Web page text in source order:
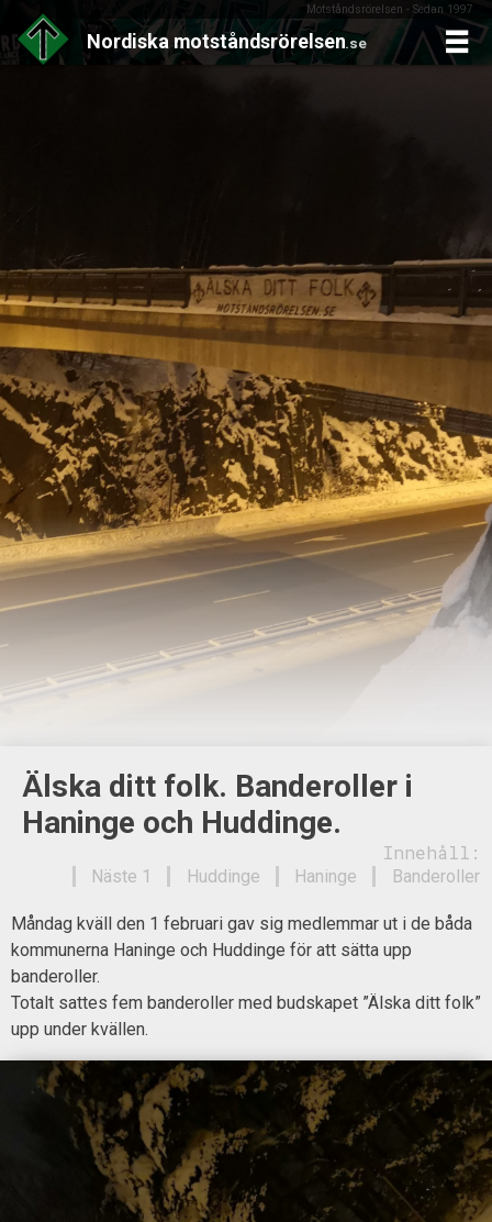
Motståndsrörelsen - Sedan 1997
Nordiska motståndsrörelsen.se
Älska ditt folk. Banderoller i
Haninge och Huddinge.
Innehåll:
Banderoller
Haninge
Huddinge
Näste 1
Måndag kväll den 1 februari gav sig medlemmar ut i de båda
kommunerna Haninge och Huddinge för att sätta upp
banderoller.
Totalt sattes fem banderoller med budskapet ”Älska ditt folk”
upp under kvällen.